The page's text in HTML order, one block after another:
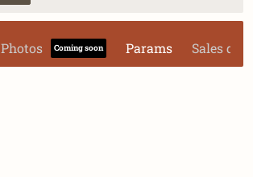
Photos Coming soon Params Sales data